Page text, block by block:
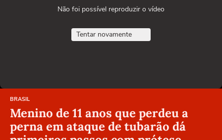
Não foi possível reproduzir o vídeo
Tentar novamente
BRASIL
Menino de 11 anos que perdeu a
perna em ataque de tubarão dá